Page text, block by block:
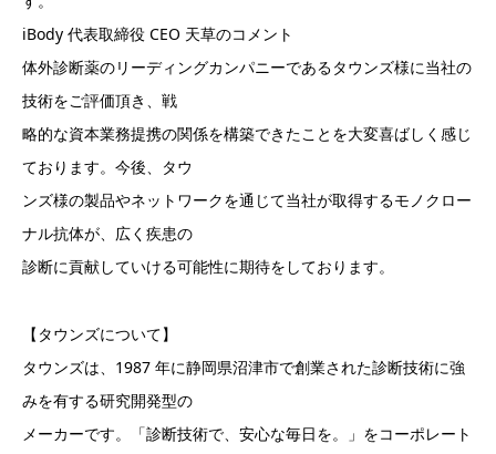
iBody 代表取締役 CEO 天草のコメント
体外診断薬のリーディングカンパニーであるタウンズ様に当社の
技術をご評価頂き、戦
略的な資本業務提携の関係を構築できたことを大変喜ばしく感じ
ております。今後、タウ
ンズ様の製品やネットワークを通じて当社が取得するモノクロー
ナル抗体が、広く疾患の
診断に貢献していける可能性に期待をしております。
【タウンズについて】
タウンズは、1987 年に静岡県沼津市で創業された診断技術に強
みを有する研究開発型の
メーカーです。「診断技術で、安心な毎日を。」をコーポレート